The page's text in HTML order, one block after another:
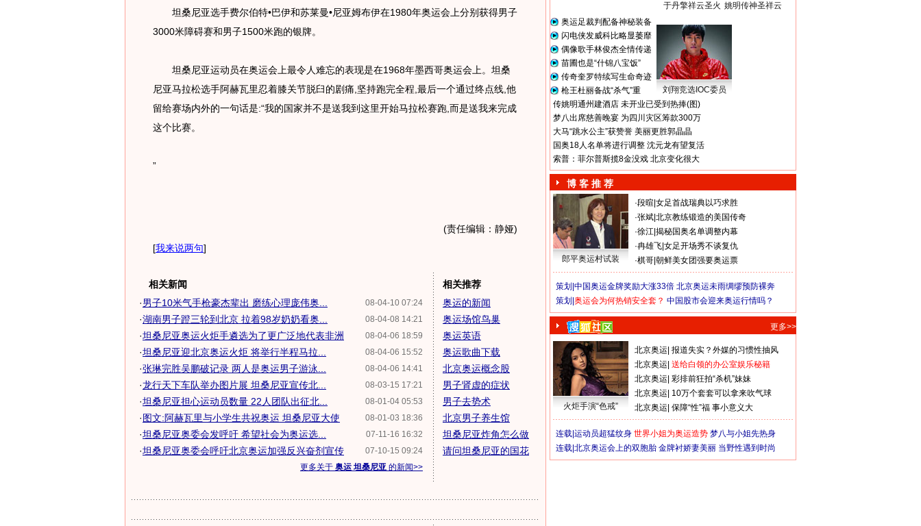
坦桑尼亚选手费尔伯特•巴伊和苏莱曼•尼亚姆布伊在1980年奥运会上分别获得男子
3000米障碍赛和男子1500米跑的银牌。
坦桑尼亚运动员在奥运会上最令人难忘的表现是在1968年墨西哥奥运会上。坦桑
尼亚马拉松选手阿赫瓦里忍着膝关节脱臼的剧痛,坚持跑完全程,最后一个通过终点线,他
留给赛场内外的一句话是:“我的国家并不是送我到这里开始马拉松赛跑,而是送我来完成
这个比赛。
”
(责任编辑：静娅)
[我来说两句]
相关新闻
08-04-10 07:24
·男子10米气手枪豪杰辈出 磨练心理庞伟奥...
08-04-08 14:21
·湖南男子蹬三轮到北京 拉着98岁奶奶看奥...
08-04-06 18:59
·坦桑尼亚奥运火炬手遴选为了更广泛地代表非洲
08-04-06 15:52
·坦桑尼亚迎北京奥运火炬 将举行半程马拉...
08-04-06 14:41
·张琳完胜吴鹏破记录 两人是奥运男子游泳...
08-03-15 17:21
·龙行天下车队举办图片展 坦桑尼亚宣传北...
08-01-04 05:53
·坦桑尼亚担心运动员数量 22人团队出征北...
08-01-03 18:36
·图文:阿赫瓦里与小学生共祝奥运 坦桑尼亚大使
07-11-16 16:32
·坦桑尼亚奥委会发呼吁 希望社会为奥运选...
07-10-15 09:24
·坦桑尼亚奥委会呼吁北京奥运加强反兴奋剂宣传
更多关于 奥运 坦桑尼亚 的新闻>>
相关推荐
奥运的新闻
奥运场馆鸟巢
奥运英语
奥运歌曲下载
北京奥运概念股
男子肾虚的症状
男子去势术
北京男子养生馆
坦桑尼亚炸角怎么做
请问坦桑尼亚的国花
于丹擎祥云圣火 姚明传神圣祥云
奥运足裁判配备神秘装备
闪电侠发威科比略显萎靡
偶像歌手林俊杰全情传递
苗圃也是“什锦八宝饭”
传奇奎罗特续写生命奇迹
枪王杜丽备战“杀气”重
刘翔竞选IOC委员
传姚明通州建酒店 未开业已受到热捧(图)
梦八出席慈善晚宴 为四川灾区筹款300万
大马“跳水公主”获赞誉 美丽更胜郭晶晶
国奥18人名单将进行调整 沈元龙有望复活
索普：菲尔普斯揽8金没戏 北京变化很大
博 客 推 荐
郎平奥运村试装
·段暄 女足首战瑞典以巧求胜
·张斌 北京教练锻造的美国传奇
·徐江 揭秘国奥名单调整内幕
·冉雄飞 女足开场秀不谈复仇
·棋哥 朝鲜美女团强要奥运票
策划| 中国奥运金牌奖励大涨33倍 北京奥运未雨绸缪预防裸奔
策划| 奥运会为何热销安全套？ 中国股市会迎来奥运行情吗？
更多>>
火炬手演“色戒”
北京奥运 报道失实？外媒的习惯性抽风
北京奥运 送给白领的办公室娱乐秘籍
北京奥运 彩排前狂拍“杀机”妹妹
北京奥运 10万个套套可以拿来吹气球
北京奥运 保障“性”福 事小意义大
连载| 运动员超猛纹身 世界小姐为奥运造势 梦八与小姐先热身
连载| 北京奥运会上的双胞胎 金牌衬娇妻美丽 当野性遇到时尚